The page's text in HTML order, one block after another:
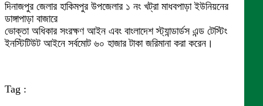
দিনাজপুর জেলার হাকিমপুর উপজেলার ১ নং খট্রা মাধবপাড়া ইউনিয়নের
ডাঙ্গাপাড়া বাজারে
ভোক্তা অধিকার সংরক্ষণ আইন এবং বাংলাদেশ স্ট্যান্ডার্ডস এন্ড টেস্টিং
ইনস্টিটিউট আইনে সর্বমোট ৬০ হাজার টাকা জরিমানা করা করেন।
Tag :